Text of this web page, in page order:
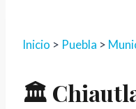
Inicio > Puebla >
🏛️